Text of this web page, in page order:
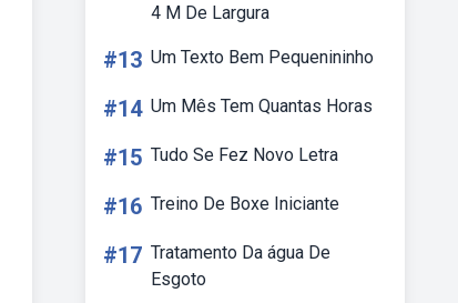
4 M De Largura
#13 Um Texto Bem Pequenininho
#14 Um Mês Tem Quantas Horas
#15 Tudo Se Fez Novo Letra
#16 Treino De Boxe Iniciante
#17 Tratamento Da água De
Esgoto